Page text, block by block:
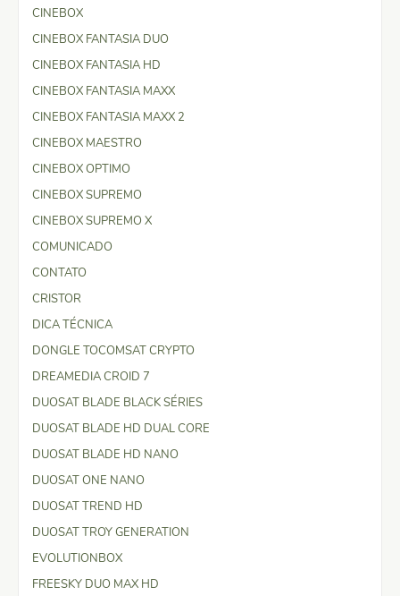
CINEBOX
CINEBOX FANTASIA DUO
CINEBOX FANTASIA HD
CINEBOX FANTASIA MAXX
CINEBOX FANTASIA MAXX 2
CINEBOX MAESTRO
CINEBOX OPTIMO
CINEBOX SUPREMO
CINEBOX SUPREMO X
COMUNICADO
CONTATO
CRISTOR
DICA TÉCNICA
DONGLE TOCOMSAT CRYPTO
DREAMEDIA CROID 7
DUOSAT BLADE BLACK SÉRIES
DUOSAT BLADE HD DUAL CORE
DUOSAT BLADE HD NANO
DUOSAT ONE NANO
DUOSAT TREND HD
DUOSAT TROY GENERATION
EVOLUTIONBOX
FREESKY DUO MAX HD